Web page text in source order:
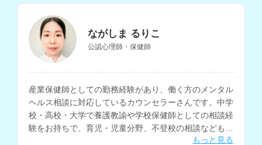
ながしま るりこ
公認心理師・保健師
産業保健師としての勤務経験があり、働く方のメンタル
ヘルス相談に対応しているカウンセラーさんです。中学
校・高校・大学で養護教諭や学校保健師としての相談経
験をお持ちで、育児・児童分野、不登校の相談なども得
もっと見る